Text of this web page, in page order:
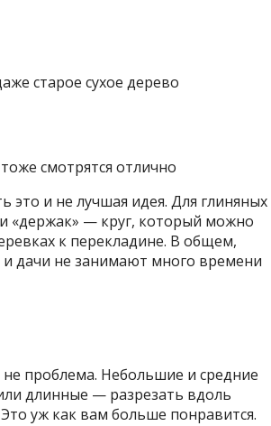
старое сухое дерево
смотрятся отлично
это и не лучшая идея. Для глиняных
«держак» — круг, который можно
к перекладине. В общем,
и дачи не занимают много времени
проблема. Небольшие и средние
длинные — разрезать вдоль
уж как вам больше понравится.